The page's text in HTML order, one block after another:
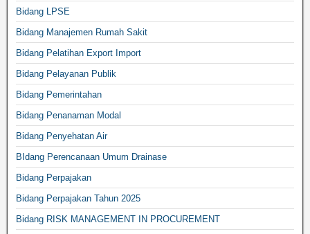
Bidang LPSE
Bidang Manajemen Rumah Sakit
Bidang Pelatihan Export Import
Bidang Pelayanan Publik
Bidang Pemerintahan
Bidang Penanaman Modal
Bidang Penyehatan Air
BIdang Perencanaan Umum Drainase
Bidang Perpajakan
Bidang Perpajakan Tahun 2025
Bidang RISK MANAGEMENT IN PROCUREMENT